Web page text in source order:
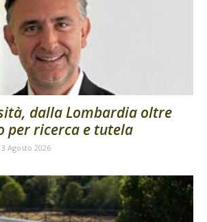
dalla Lombardia oltre
per ricerca e tutela
3 Agosto 2026